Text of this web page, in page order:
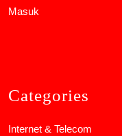
Masuk
Categories
Internet & Telecom